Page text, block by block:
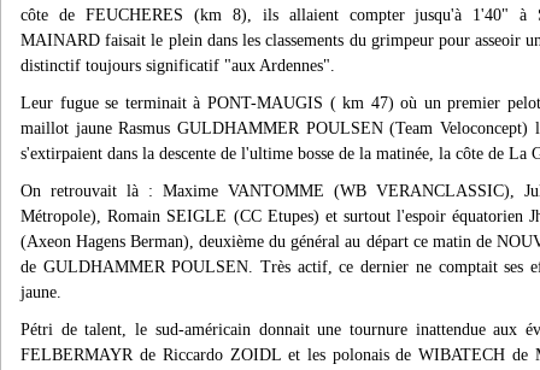
côte de FEUCHERES (km 8), ils allaient compter jusqu'à 1'40" à
MAINARD faisait le plein dans les classements du grimpeur pour asseoir
distinctif toujours significatif "aux Ardennes".
Leur fugue se terminait à PONT-MAUGIS ( km 47) où un premier
maillot jaune Rasmus GULDHAMMER POULSEN (Team Veloconcept)
s'extirpaient dans la descente de l'ultime bosse de la matinée, la côte de La
On retrouvait là : Maxime VANTOMME (WB VERANCLASSIC),
Métropole), Romain SEIGLE (CC Etupes) et surtout l'espoir équatorien
(Axeon Hagens Berman), deuxième du général au départ ce matin de
de GULDHAMMER POULSEN. Très actif, ce dernier ne comptait ses
jaune.
Pétri de talent, le sud-américain donnait une tournure inattendue aux
FELBERMAYR de Riccardo ZOIDL et les polonais de WIBATECH de